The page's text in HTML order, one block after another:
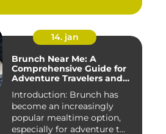
14. jan
Brunch Near Me: A
Comprehensive Guide for
Adventure Travelers and
Introduction: Brunch has
become an increasingly
popular mealtime option,
especially for adventure t...